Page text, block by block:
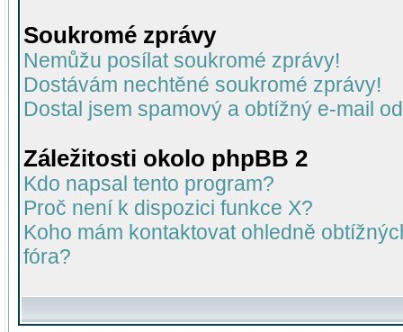
Soukromé zprávy
Nemůžu posílat soukromé zprávy!
Dostávám nechtěné soukromé zprávy!
Dostal jsem spamový a obtížný e-mail
Záležitosti okolo phpBB 2
Kdo napsal tento program?
Proč není k dispozici funkce X?
Koho mám kontaktovat ohledně
fóra?